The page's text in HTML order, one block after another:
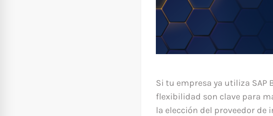
Si tu empresa ya utiliza SAP
flexibilidad son clave para
la elección del proveedor